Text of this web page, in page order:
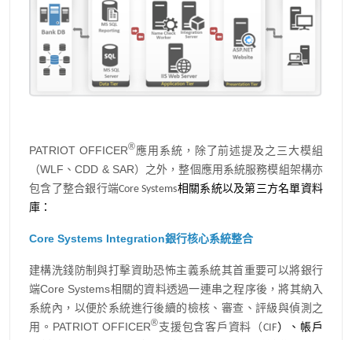
PATRIOT OFFICER®應用系統，除了前述提及之三大模組
（WLF、CDD & SAR）之外，整個應用系統服務模組架構亦
包含了整合銀行端Core Systems相關系統以及第三方名單資料
庫：
Core Systems Integration銀行核心系統整合
建構洗錢防制與打擊資助恐怖主義系統其首重要可以將銀行
端Core Systems相關的資料透過一連串之程序後，將其納入
系統內，以便於系統進行後續的檢核、審查、評級與偵測之
用。PATRIOT OFFICER®支援包含客戶資料（CIF）、帳戶